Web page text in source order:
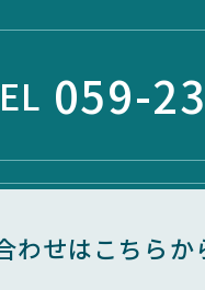
059-
わせはこちらか